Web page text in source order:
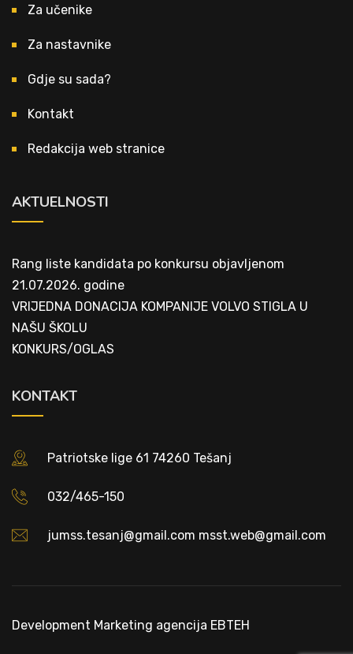
Za učenike
Za nastavnike
Gdje su sada?
Kontakt
Redakcija web stranice
AKTUELNOSTI
Rang liste kandidata po konkursu objavljenom
21.07.2026. godine
VRIJEDNA DONACIJA KOMPANIJE VOLVO STIGLA U
NAŠU ŠKOLU
KONKURS/OGLAS
KONTAKT
Patriotske lige 61 74260 Tešanj
032/465-150
jumss.tesanj@gmail.com msst.web@gmail.com
Development Marketing agencija EBTEH